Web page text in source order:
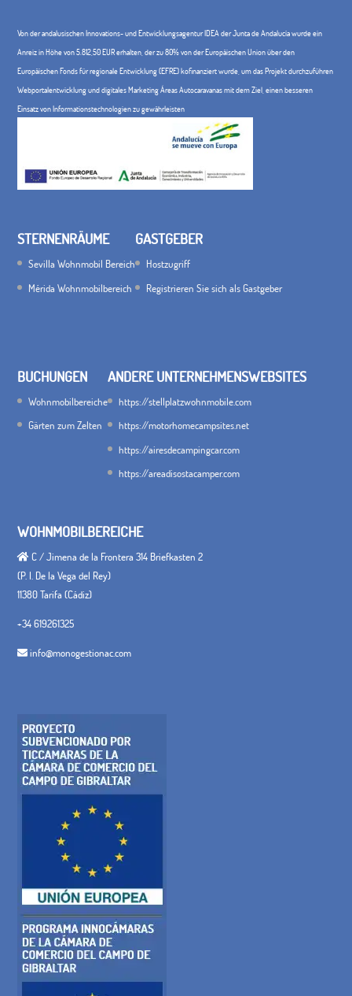
Von der andalusischen Innovations- und Entwicklungsagentur IDEA der Junta de Andalucía wurde ein
Anreiz in Höhe von 5.812,50 EUR erhalten, der zu 80% von der Europäischen Union über den
Europäischen Fonds für regionale Entwicklung (EFRE) kofinanziert wurde, um das Projekt durchzuführen
Webportalentwicklung und digitales Marketing Áreas Autocaravanas mit dem Ziel, einen besseren
Einsatz von Informationstechnologien zu gewährleisten
STERNENRÄUME
Sevilla Wohnmobil Bereich
Mérida Wohnmobilbereich
GASTGEBER
Hostzugriff
Registrieren Sie sich als Gastgeber
BUCHUNGEN
Wohnmobilbereiche
Gärten zum Zelten
ANDERE UNTERNEHMENSWEBSITES
https://stellplatzwohnmobile.com
https://motorhomecampsites.net
https://airesdecampingcar.com
https://areadisostacamper.com
WOHNMOBILBEREICHE
C / Jimena de la Frontera 314 Briefkasten 2
(P. I. De la Vega del Rey)
11380 Tarifa (Cádiz)
+34 619261325
info@monogestionac.com